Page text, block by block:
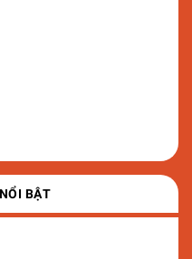
BẬT